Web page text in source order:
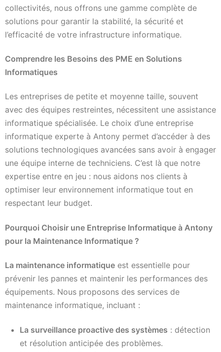
collectivités, nous offrons une gamme complète de
solutions pour garantir la stabilité, la sécurité et
l’efficacité de votre infrastructure informatique.
Comprendre les Besoins des PME en Solutions
Informatiques
Les entreprises de petite et moyenne taille, souvent
avec des équipes restreintes, nécessitent une assistance
informatique spécialisée. Le choix d’une entreprise
informatique experte à Antony permet d’accéder à des
solutions technologiques avancées sans avoir à engager
une équipe interne de techniciens. C’est là que notre
expertise entre en jeu : nous aidons nos clients à
optimiser leur environnement informatique tout en
respectant leur budget.
Pourquoi Choisir une Entreprise Informatique à Antony
pour la Maintenance Informatique ?
La maintenance informatique est essentielle pour
prévenir les pannes et maintenir les performances des
équipements. Nous proposons des services de
maintenance informatique, incluant :
La surveillance proactive des systèmes : détection
et résolution anticipée des problèmes.